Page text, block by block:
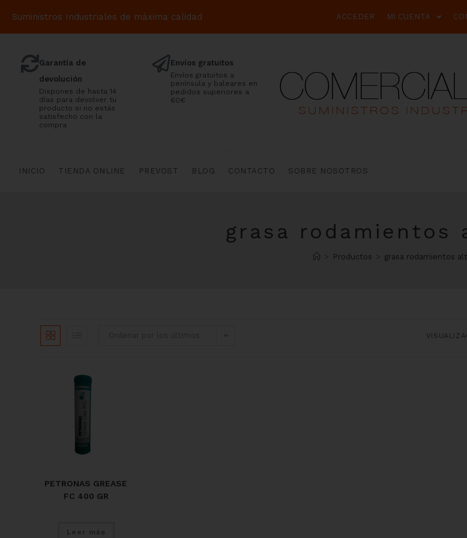
Suministros Industriales de máxima calidad ACCEDER MI CUENTA
Garantía de
devolución
Dispones de hasta 14
días para devolver tu
producto si no estás
satisfecho con la
compra
Envíos gratuitos
Envíos gratuitos a
península y baleares en
pedidos superiores a
60€
INICIO TIENDA ONLINE PREVOST BLOG CONTACTO SOBRE NOSOTROS
grasa rodamientos
Productos grasa rodamientos
PETRONAS GREASE
FC 400 GR
Leer más